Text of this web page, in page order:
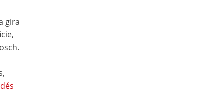
gira